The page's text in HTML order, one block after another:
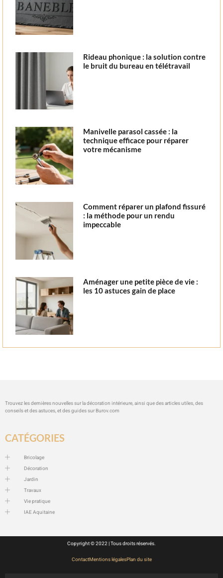
Rideau phonique : la solution contre
le bruit du bureau en télétravail
Manivelle parasol cassée : la
technique efficace pour réparer
votre mécanisme
Comment réparer un plafond fissuré
: la méthode pour un rendu
impeccable
Aménager une petite pièce de vie :
les 10 astuces gain de place
Trouvez les dernières nouvelles sur la décoration intérieure, ainsi que des articles utiles, des
conseils et des astuces, et des guides sur Burov.com
CATÉGORIES
Bricolage
Décoration
Jardin
Travaux
Vie pratique
IAE Aquitaine
Copyright © 2022 | Tous droits réservés.
ContactMentions légalesPlan du site